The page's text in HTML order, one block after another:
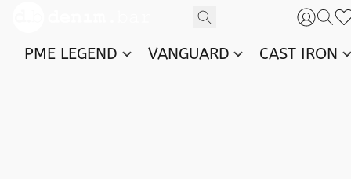
PME LEGEND VANGUARD CAST IRON